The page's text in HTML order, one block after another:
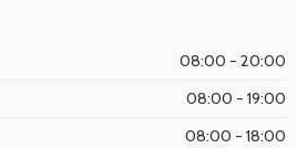
08:00 - 20:00
08:00 - 19:00
08:00 - 18:00